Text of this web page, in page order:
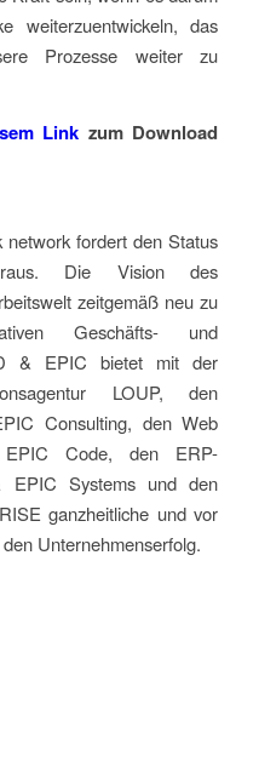
weiterzuentwickeln, das
Prozesse weiter zu
Link zum Download
fordert den Status
Die Vision des
zeitgemäß neu zu
Geschäfts- und
& EPIC bietet mit der
LOUP, den
Consulting, den Web
Code, den ERP-
EPIC Systems und den
ganzheitliche und vor
Unternehmenserfolg.